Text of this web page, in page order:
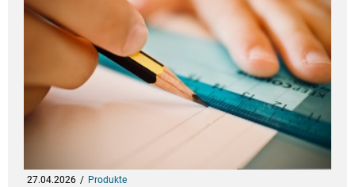
27.04.2026 Produkte